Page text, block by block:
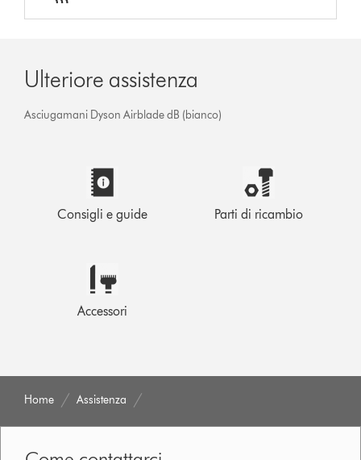
Ulteriore assistenza
Asciugamani Dyson Airblade dB (bianco)
Consigli e guide Parti di ricambio
Accessori
Home Assistenza